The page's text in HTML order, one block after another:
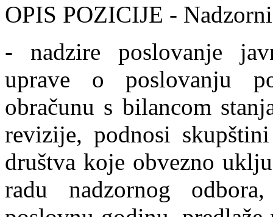
OPIS POZICIJE -
- nadzire poslovanje
uprave o poslovanju
obračunu s bilancom
revizije, podnosi
društva koje obvezno
radu nadzornog